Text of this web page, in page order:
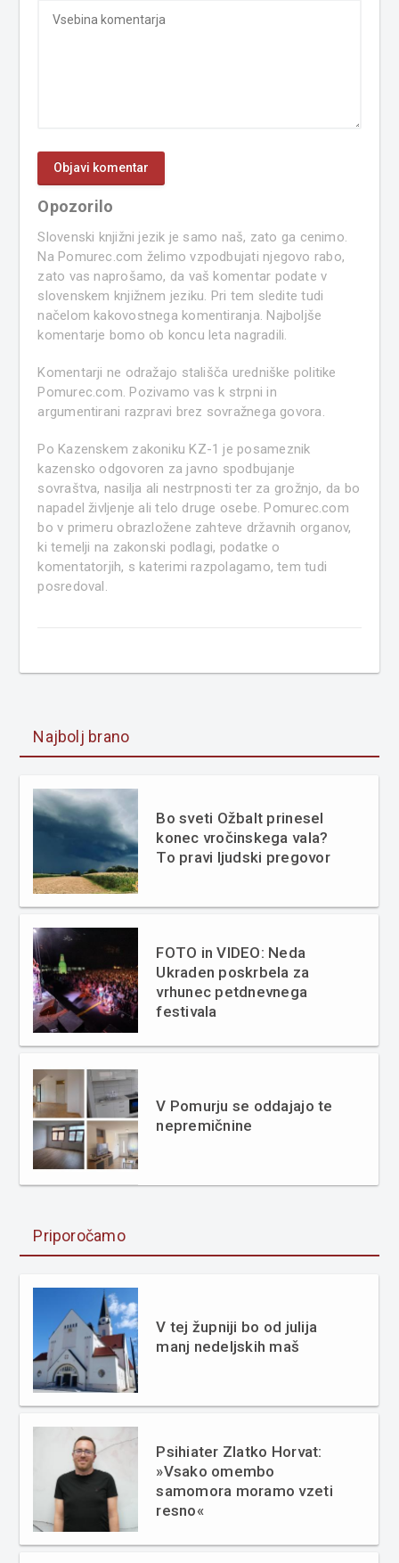
Opozorilo
Slovenski knjižni jezik je samo naš, zato ga cenimo.
Na Pomurec.com želimo vzpodbujati njegovo rabo,
zato vas naprošamo, da vaš komentar podate v
slovenskem knjižnem jeziku. Pri tem sledite tudi
načelom kakovostnega komentiranja. Najboljše
komentarje bomo ob koncu leta nagradili.
Komentarji ne odražajo stališča uredniške politike
Pomurec.com. Pozivamo vas k strpni in
argumentirani razpravi brez sovražnega govora.
Po Kazenskem zakoniku KZ-1 je posameznik
kazensko odgovoren za javno spodbujanje
sovraštva, nasilja ali nestrpnosti ter za grožnjo, da bo
napadel življenje ali telo druge osebe. Pomurec.com
bo v primeru obrazložene zahteve državnih organov,
ki temelji na zakonski podlagi, podatke o
komentatorjih, s katerimi razpolagamo, tem tudi
posredoval.
Najbolj brano
Bo sveti Ožbalt prinesel
konec vročinskega vala?
To pravi ljudski pregovor
FOTO in VIDEO: Neda
Ukraden poskrbela za
vrhunec petdnevnega
festivala
V Pomurju se oddajajo te
nepremičnine
Priporočamo
V tej župniji bo od julija
manj nedeljskih maš
Psihiater Zlatko Horvat:
»Vsako omembo
samomora moramo vzeti
resno«